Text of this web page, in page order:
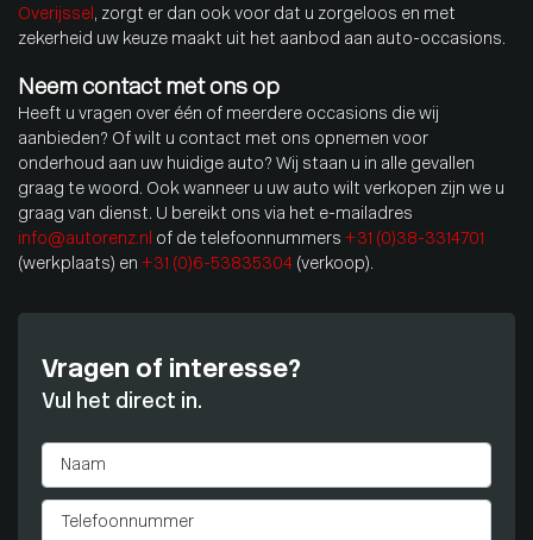
Overijssel, zorgt er dan ook voor dat u zorgeloos en met
zekerheid uw keuze maakt uit het aanbod aan auto-occasions.
Neem contact met ons op
Heeft u vragen over één of meerdere occasions die wij
aanbieden? Of wilt u contact met ons opnemen voor
onderhoud aan uw huidige auto? Wij staan u in alle gevallen
graag te woord. Ook wanneer u uw auto wilt verkopen zijn we u
graag van dienst. U bereikt ons via het e-mailadres
info@autorenz.nl of de telefoonnummers +31 (0)38-3314701
(werkplaats) en +31 (0)6-53835304 (verkoop).
Vragen of interesse?
Vul het direct in.